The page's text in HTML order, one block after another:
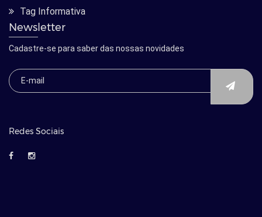
Tag Informativa
Newsletter
Cadastre-se para saber das nossas novidades
Redes Sociais